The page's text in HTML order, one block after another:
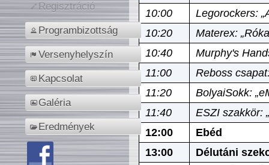
Regisztráció
Programbizottság
Versenyhelyszín
Kapcsolat
Galéria
Eredmények
10:00
Legorockers:
10:20
Materex:
10:40
Murphy's
11:00
Reboss
11:20
BolyaiSokk:
11:40
ESZI szakkör:
12:00
Ebéd
13:00
Délutáni